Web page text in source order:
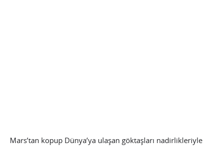
Mars’tan kopup Dünya’ya ulaşan göktaşları nadirlikleriyle